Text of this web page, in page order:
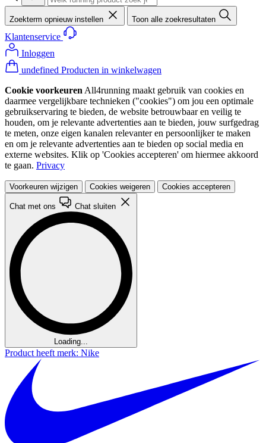
Zoekterm opnieuw instellen Toon alle zoekresultaten
Klantenservice
Inloggen
undefined Producten in winkelwagen
Cookie voorkeuren All4running maakt gebruik van cookies en
daarmee vergelijkbare technieken ("cookies") om jou een optimale
gebruikservaring te bieden, de website betrouwbaar en veilig te
houden, om je relevante advertenties aan te bieden, jouw surfgedrag
te meten, onze eigen kanalen relevanter en persoonlijker te maken
en om je relevante advertenties aan te bieden op social media en
externe websites. Klik op 'Cookies accepteren' om hiermee akkoord
te gaan. Privacy
Voorkeuren wijzigen Cookies weigeren Cookies accepteren
Chat met ons Chat sluiten
Loading...
Product heeft merk: Nike